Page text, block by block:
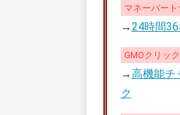
マネーパー
→24時間
GMOクリッ
→高機能チ
ク